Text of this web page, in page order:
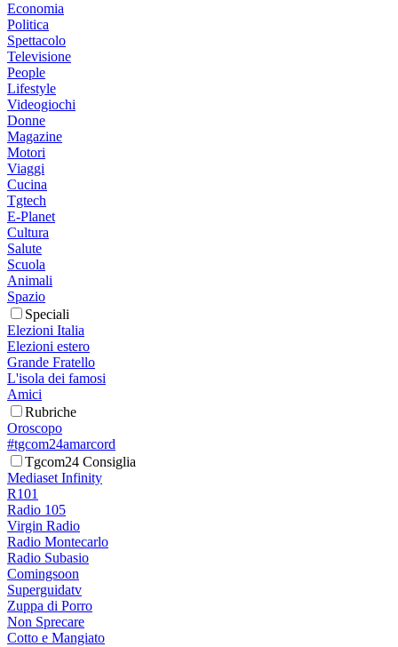
Economia
Politica
Spettacolo
Televisione
People
Lifestyle
Videogiochi
Donne
Magazine
Motori
Viaggi
Cucina
Tgtech
E-Planet
Cultura
Salute
Scuola
Animali
Spazio
Speciali
Elezioni Italia
Elezioni estero
Grande Fratello
L'isola dei famosi
Amici
Rubriche
Oroscopo
#tgcom24amarcord
Tgcom24 Consiglia
Mediaset Infinity
R101
Radio 105
Virgin Radio
Radio Montecarlo
Radio Subasio
Comingsoon
Superguidatv
Zuppa di Porro
Non Sprecare
Cotto e Mangiato